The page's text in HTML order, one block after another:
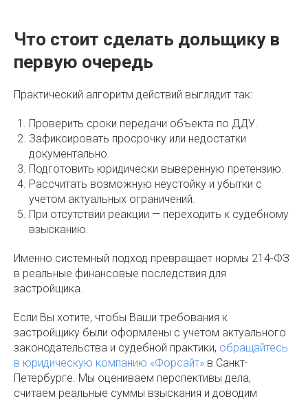
Что стоит сделать дольщику в
первую очередь
Практический алгоритм действий выглядит так:
Проверить сроки передачи объекта по ДДУ.
Зафиксировать просрочку или недостатки
документально.
Подготовить юридически выверенную претензию.
Рассчитать возможную неустойку и убытки с
учетом актуальных ограничений.
При отсутствии реакции — переходить к судебному
взысканию.
Именно системный подход превращает нормы 214-ФЗ
в реальные финансовые последствия для
застройщика.
Если Вы хотите, чтобы Ваши требования к
застройщику были оформлены с учетом актуального
законодательства и судебной практики, обращайтесь
в юридическую компанию «Форсайт» в Санкт-
Петербурге. Мы оцениваем перспективы дела,
считаем реальные суммы взыскания и доводим